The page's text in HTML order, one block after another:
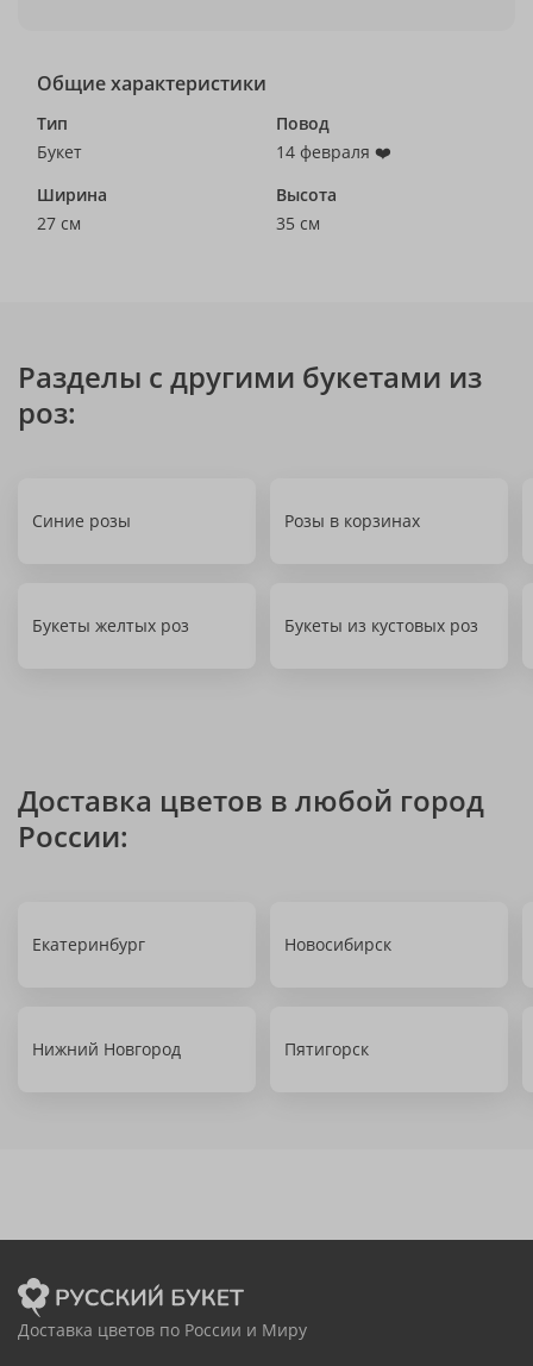
Общие характеристики
Тип
Букет
Повод
14 февраля ❤️
Ширина
27 см
Высота
35 см
Разделы с другими букетами из
роз:
Синие розы Розы в корзинах
Букеты желтых роз Букеты из кустовых роз
Доставка цветов в любой город
России:
Екатеринбург Новосибирск
Нижний Новгород Пятигорск
Доставка цветов по России и Миру